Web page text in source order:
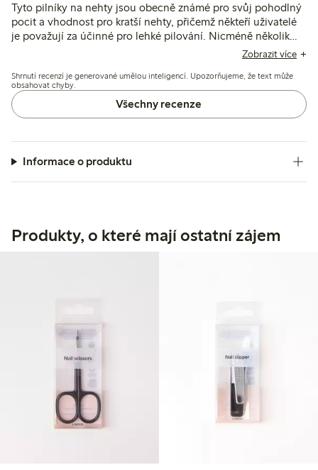
Tyto pilníky na nehty jsou obecně známé pro svůj pohodlný
pocit a vhodnost pro kratší nehty, přičemž někteří uživatelé
je považují za účinné pro lehké pilování. Nicméně několik
zákazníků uvádí problémy s odolností, slabými pilníkovými
Zobrazit více
Shrnutí recenzí je generované umělou inteligencí. Upozorňujeme, že text může
obsahovat chyby.
Všechny recenze
Informace o produktu
Produkty, o které mají ostatní zájem